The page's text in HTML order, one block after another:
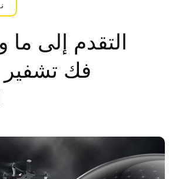
التقدم إلى ما
فك تشفير